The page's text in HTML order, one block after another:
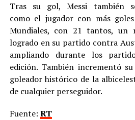
Tras su gol, Messi también
como el jugador con más
Mundiales, con 21 tantos, un
logrado en su partido contra
ampliando durante los
edición. También incrementó
goleador histórico de la
de cualquier perseguidor.
Fuente: RT